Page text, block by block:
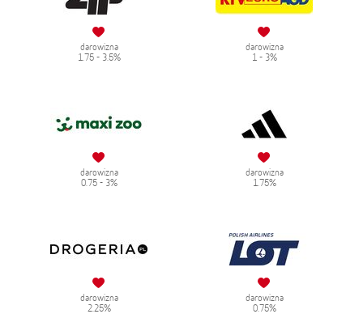
darowizna
1.75 - 3.5%
darowizna
1 - 3%
darowizna
0.75 - 3%
darowizna
1.75%
darowizna
2.25%
darowizna
0.75%